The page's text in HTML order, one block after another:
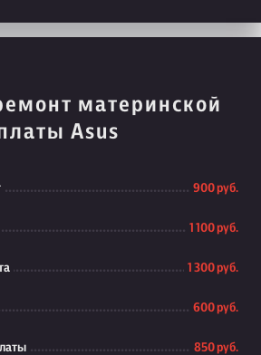
материнской
Asus
900 руб.
1 100 руб.
1 300 руб.
600 руб.
850 руб.